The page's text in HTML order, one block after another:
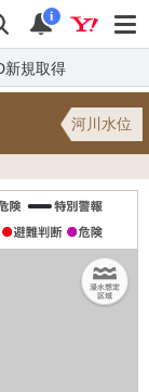
検索 通知
i
新規取得
河川水位